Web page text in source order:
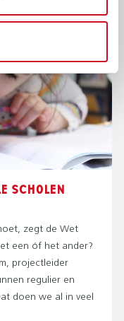
SCHOLEN
zegt de Wet
een óf het ander?
projectleider
regulier en
doen we al in veel